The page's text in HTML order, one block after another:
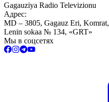
Gagauziya Radio Televizionu
Адрес:
MD – 3805, Gagauz Eri, Komrat,
Lenin sokaa № 134, «GRT»
Мы в соцсетях